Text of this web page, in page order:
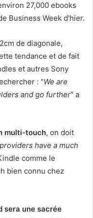
27,000 ebooks
Business Week d'hier.
de diagonale,
tendance et de fait
et autres Sony
: "We are
and go further" a
multi-touch, on doit
have a much
comme le
bien connu chez
sera une sacrée